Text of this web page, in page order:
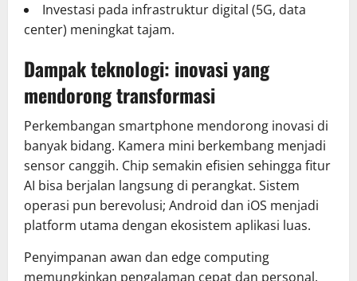
Investasi pada infrastruktur digital (5G, data
center) meningkat tajam.
Dampak teknologi: inovasi yang
mendorong transformasi
Perkembangan smartphone mendorong inovasi di
banyak bidang. Kamera mini berkembang menjadi
sensor canggih. Chip semakin efisien sehingga fitur
AI bisa berjalan langsung di perangkat. Sistem
operasi pun berevolusi; Android dan iOS menjadi
platform utama dengan ekosistem aplikasi luas.
Penyimpanan awan dan edge computing
memungkinkan pengalaman cepat dan personal.